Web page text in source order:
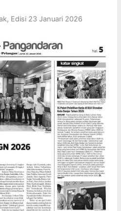
Edisi 23 Januari 2026